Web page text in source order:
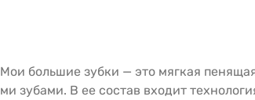
большие зубки — это мягкая
зубами. В ее состав входит